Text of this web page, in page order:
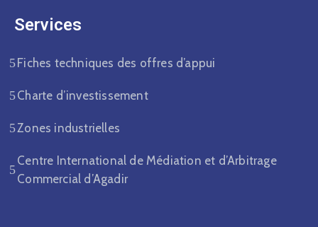
Services
Fiches techniques des offres d’appui
Charte d’investissement
Zones industrielles
Centre International de Médiation et d’Arbitrage
Commercial d’Agadir